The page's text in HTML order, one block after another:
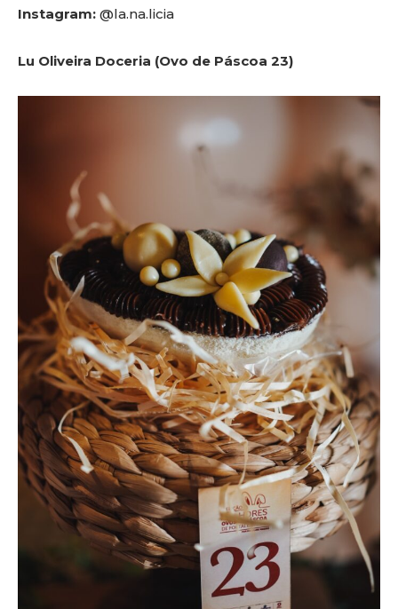
Instagram: @la.na.licia
Lu Oliveira Doceria (Ovo de Páscoa 23)